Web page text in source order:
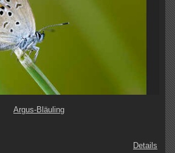
Argus-Bläuling
Details